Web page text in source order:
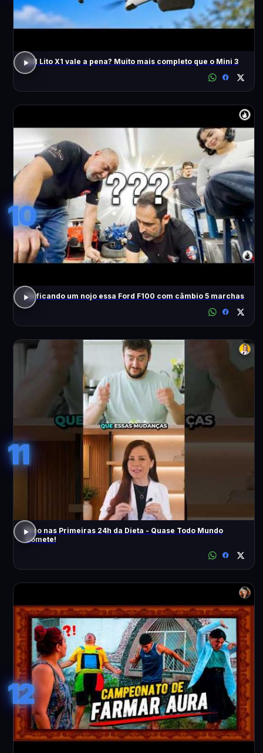
DJI Lito X1 vale a pena? Muito mais completo que o Mini 3
10
Tá ficando um nojo essa Ford F100 com câmbio 5 marchas
11
Erro nas Primeiras 24h da Dieta - Quase Todo Mundo
Comete!
12